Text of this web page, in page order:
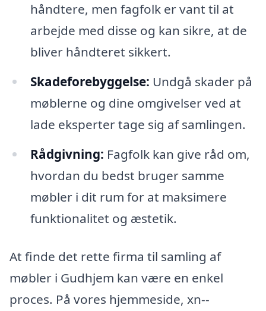
håndtere, men fagfolk er vant til at
arbejde med disse og kan sikre, at de
bliver håndteret sikkert.
Skadeforebyggelse: Undgå skader på
møblerne og dine omgivelser ved at
lade eksperter tage sig af samlingen.
Rådgivning: Fagfolk kan give råd om,
hvordan du bedst bruger samme
møbler i dit rum for at maksimere
funktionalitet og æstetik.
At finde det rette firma til samling af
møbler i Gudhjem kan være en enkel
proces. På vores hjemmeside, xn--